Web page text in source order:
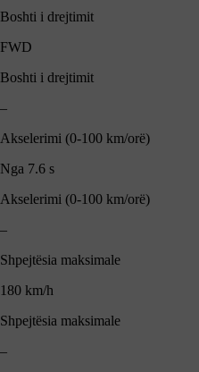
Boshti i drejtimit
FWD
Boshti i drejtimit
–
Akselerimi (0-100 km/orë)
Nga 7.6 s
Akselerimi (0-100 km/orë)
–
Shpejtësia maksimale
180 km/h
Shpejtësia maksimale
–